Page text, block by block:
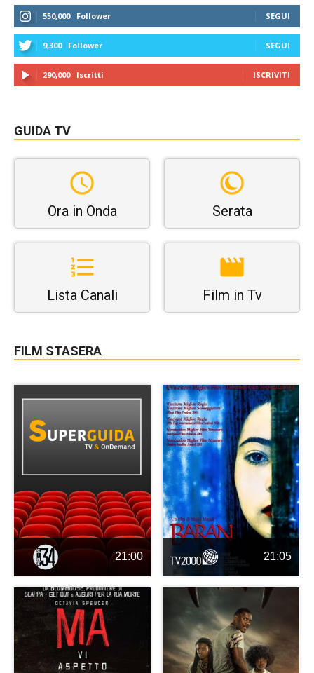
550,000 Follower SEGUI
9,300 Follower SEGUI
290,000 Iscritti ISCRIVITI
GUIDA TV
Ora in Onda Serata
Lista Canali Film in Tv
FILM STASERA
21:00 21:05